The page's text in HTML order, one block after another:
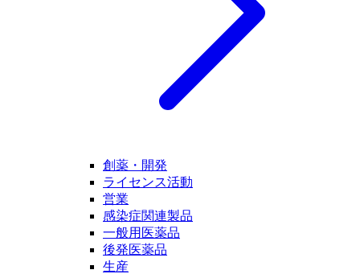
創薬・開発
ライセンス活動
営業
感染症関連製品
一般用医薬品
後発医薬品
生産